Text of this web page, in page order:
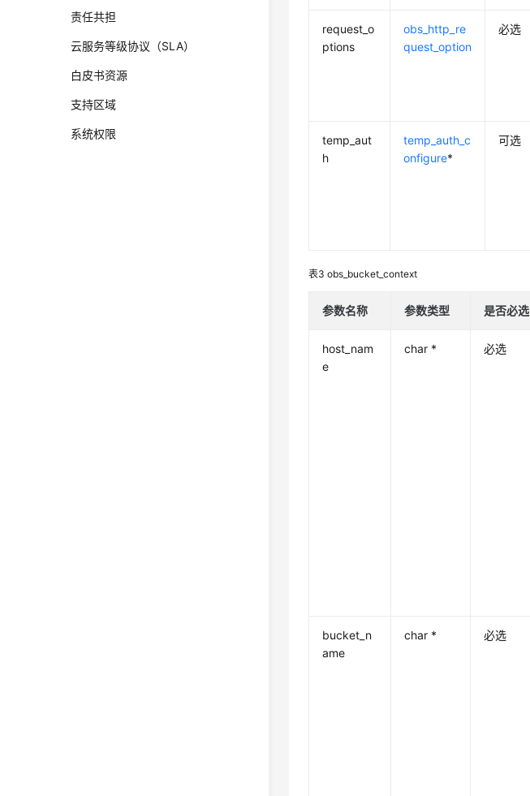
责任共担
云服务等级协议（SLA）
白皮书资源
支持区域
系统权限
request_o
ptions
obs_http_re
quest_option
必选
temp_aut
h
temp_auth_c
onfigure*
可选
表3obs_bucket_context
参数名称 参数类型 是否必选
host_nam
e
char * 必选
bucket_n
ame
char * 必选